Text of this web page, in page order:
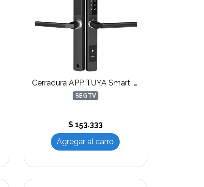
Cerradura APP TUYA Smart , huella tarjeta, clave y WIFI
SEGTV
$ 153.333
Agregar al carro